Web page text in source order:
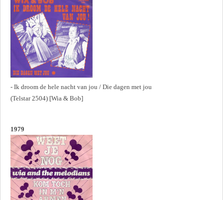
- Ik droom de hele nacht van jou / Die dagen met jou
(Telstar 2504) [Wia & Bob]
1979